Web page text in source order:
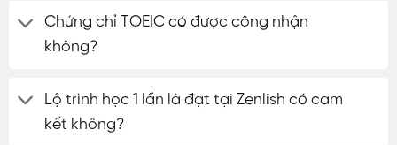
Chứng chỉ TOEIC có được công nhận
không?
Lộ trình học 1 lần là đạt tại Zenlish có cam
kết không?